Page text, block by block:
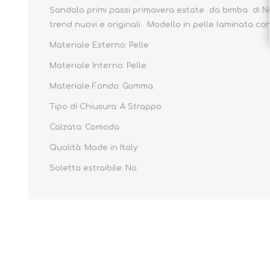
Sandalo primi passi primavera estate da bimba di
trend nuovi e originali. Modello in pelle laminata
Materiale Esterno: Pelle
Materiale Interno: Pelle
Materiale Fondo: Gomma
Tipo di Chiusura: A Strappo
Calzata: Comoda
Qualità: Made in Italy
Soletta estraibile: No